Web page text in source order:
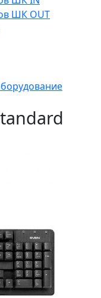
ШК OUT